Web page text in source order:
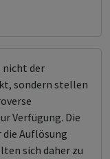
nicht der
sondern stellen
Verfügung. Die
die Auflösung
sich daher zu